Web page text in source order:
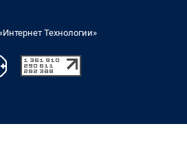
Технологии»